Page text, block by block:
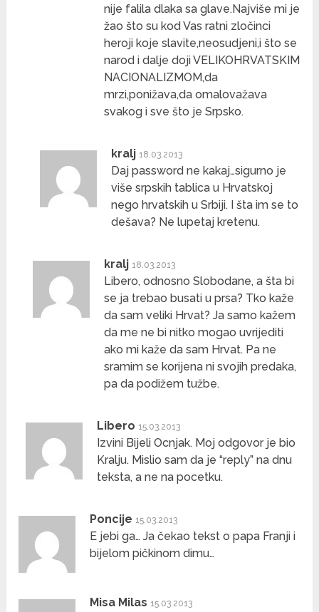
nije falila dlaka sa glave.Najviše mi je
žao što su kod Vas ratni zločinci
heroji koje slavite,neosudjeni,i što se
narod i dalje doji VELIKOHRVATSKIM
NACIONALIZMOM,da
mrzi,ponižava,da omalovažava
svakog i sve što je Srpsko.
kralj 18.03.2013
Daj password ne kakaj…sigurno je
više srpskih tablica u Hrvatskoj
nego hrvatskih u Srbiji. I šta im se to
dešava? Ne lupetaj kretenu.
kralj 18.03.2013
Libero, odnosno Slobodane, a šta bi
se ja trebao busati u prsa? Tko kaže
da sam veliki Hrvat? Ja samo kažem
da me ne bi nitko mogao uvrijediti
ako mi kaže da sam Hrvat. Pa ne
sramim se korijena ni svojih predaka,
pa da podižem tužbe.
Libero 15.03.2013
Izvini Bijeli Ocnjak. Moj odgovor je bio
Kralju. Mislio sam da je “reply” na dnu
teksta, a ne na pocetku.
Poncije 15.03.2013
E jebi ga… Ja čekao tekst o papa Franji i
bijelom pičkinom dimu…
Misa Milas 15.03.2013